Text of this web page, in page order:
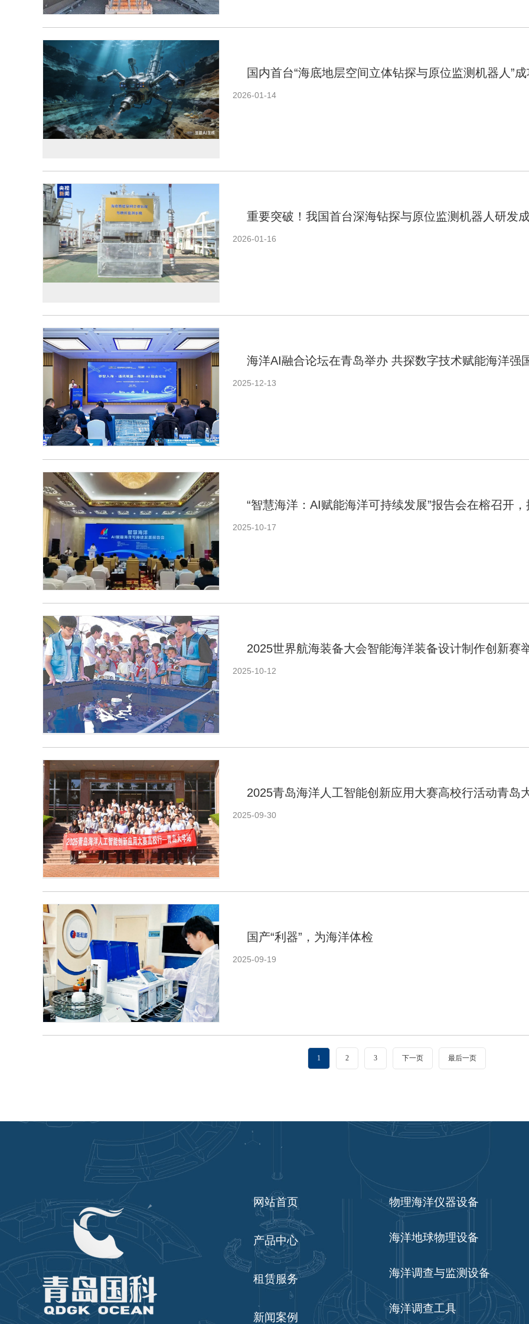
国内首台“海底地层空间立体钻探与原位监测机器人”
2026-01-14
重要突破！我国首台深海钻探与原位监测机器人研发
2026-01-16
海洋AI融合论坛在青岛举办 共探数字技术赋能海洋强
2025-12-13
“智慧海洋：AI赋能海洋可持续发展”报告会在榕召开
2025-10-17
2025世界航海装备大会智能海洋装备设计制作创新赛
2025-10-12
2025青岛海洋人工智能创新应用大赛高校行活动青岛
2025-09-30
国产“利器”，为海洋体检
2025-09-19
1 2 3 下一页 最后一页
网站首页
产品中心
租赁服务
新闻案例
物理海洋仪器设备
海洋地球物理设备
海洋调查与监测设备
海洋调查工具